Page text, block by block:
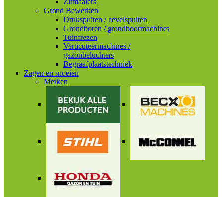
Zitmaaiers
Grond Bewerken
Drukspuiten / nevelspuiten
Grondboren / grondboormachines
Tuinfrezen
Verticuteermachines /
gazonbeluchters
Begraafplaatstechniek
Zagen en snoeien
Merken